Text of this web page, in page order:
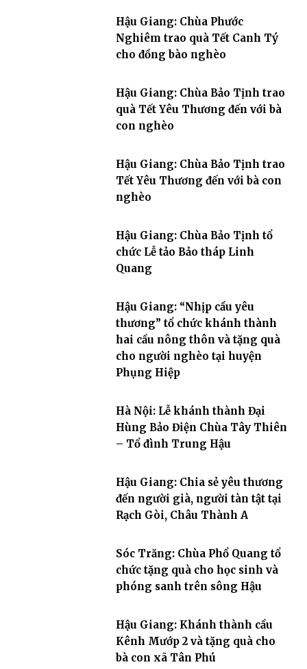
Hậu Giang: Chùa Phước
Nghiêm trao quà Tết Canh Tý
cho đồng bào nghèo
Hậu Giang: Chùa Bảo Tịnh trao
quà Tết Yêu Thương đến với bà
con nghèo
Hậu Giang: Chùa Bảo Tịnh trao
Tết Yêu Thương đến với bà con
nghèo
Hậu Giang: Chùa Bảo Tịnh tổ
chức Lễ tảo Bảo tháp Linh
Quang
Hậu Giang: “Nhịp cầu yêu
thương” tổ chức khánh thành
hai cầu nông thôn và tặng quà
cho người nghèo tại huyện
Phụng Hiệp
Hà Nội: Lễ khánh thành Đại
Hùng Bảo Điện Chùa Tây Thiên
– Tổ đình Trung Hậu
Hậu Giang: Chia sẻ yêu thương
đến người già, người tàn tật tại
Rạch Gòi, Châu Thành A
Sóc Trăng: Chùa Phổ Quang tổ
chức tặng quà cho học sinh và
phóng sanh trên sông Hậu
Hậu Giang: Khánh thành cầu
Kênh Mướp 2 và tặng quà cho
bà con xã Tân Phú